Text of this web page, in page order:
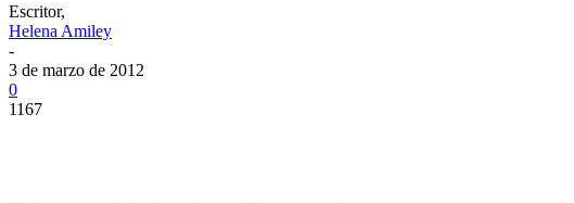
Escritor,
Helena Amiley
-
3 de marzo de 2012
0
1167